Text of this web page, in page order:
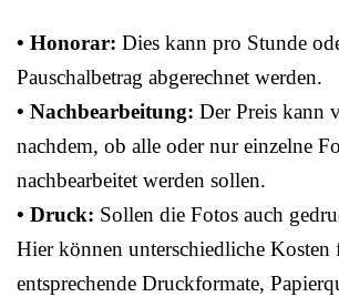
• Honorar: Dies kann pro Stunde
Pauschalbetrag abgerechnet werden.
• Nachbearbeitung: Der Preis kann
nachdem, ob alle oder nur einzelne
nachbearbeitet werden sollen.
• Druck: Sollen die Fotos auch
Hier können unterschiedliche Kosten
entsprechende Druckformate,